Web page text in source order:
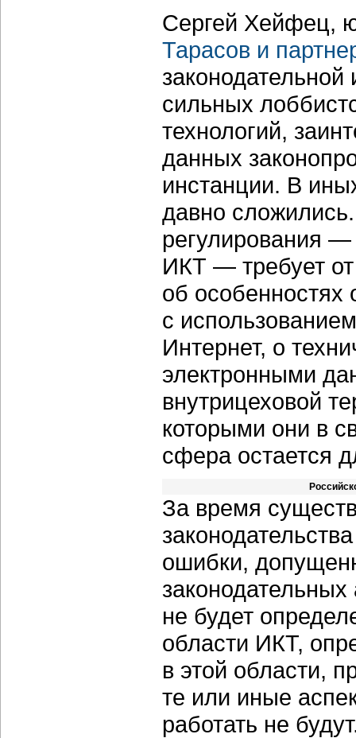
Сергей Хейфец,
Тарасов и
сильных
технологий,
данных
инстанции. В
давно
регулирования
ИКТ — требует от
об особенностях
с
Интернет, о
электронными
внутрицеховой
которыми они в
сфера остается
За время
ошибки,
не будет
области ИКТ,
в этой области,
те или иные
работать не